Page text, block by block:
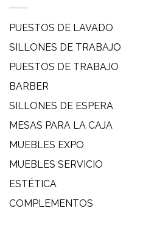
PUESTOS DE LAVADO
SILLONES DE TRABAJO
PUESTOS DE TRABAJO
BARBER
SILLONES DE ESPERA
MESAS PARA LA CAJA
MUEBLES EXPO
MUEBLES SERVICIO
ESTÉTICA
COMPLEMENTOS